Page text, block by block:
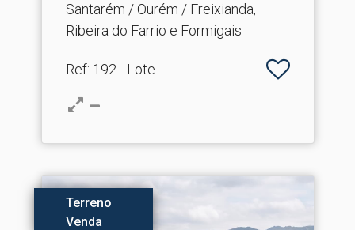
Santarém / Ourém / Freixianda,
Ribeira do Farrio e Formigais
Ref: 192 - Lote
Terreno
Venda